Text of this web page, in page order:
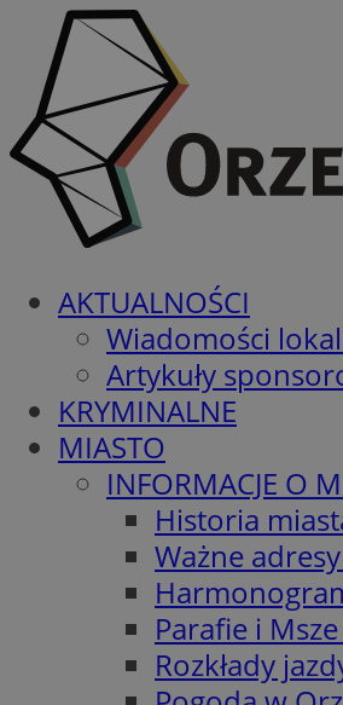
AKTUALNOŚCI
Wiadomości
Artykuły
KRYMINALNE
MIASTO
INFORMACJE O
Historia
Ważne
Parafie i
Rozkłady